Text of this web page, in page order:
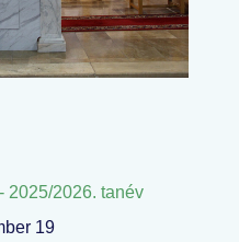
2025/2026. tanév
19